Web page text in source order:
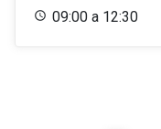
09:00 a 12:30